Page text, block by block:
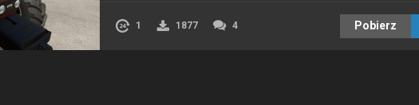
1 1877 4 Pobierz